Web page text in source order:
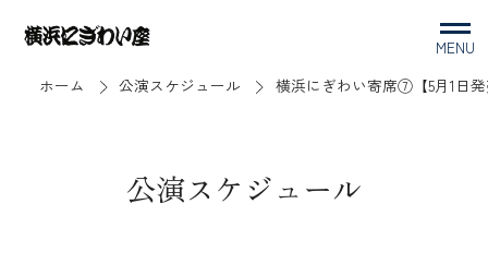
MENU
ホーム
公演スケジュール 横浜にぎわい寄席⑦【5月1日
公演スケジュール